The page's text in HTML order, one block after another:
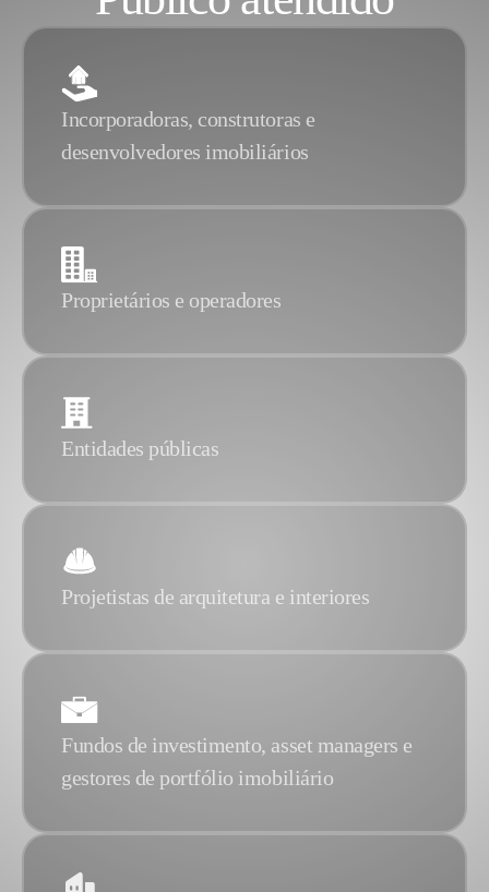
Incorporadoras, construtoras e
desenvolvedores imobiliários
Proprietários e operadores
Entidades públicas
Projetistas de arquitetura e interiores
Fundos de investimento, asset managers e
gestores de portfólio imobiliário